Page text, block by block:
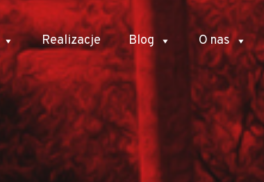
Realizacje Blog O nas